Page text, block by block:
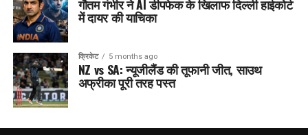
गौतम गंभीर ने AI डीपफेक के खिलाफ दिल्ली हाईकोर्ट
में दायर की याचिका
क्रिकेट 5 months ago
NZ vs SA: न्यूजीलैंड की तूफानी जीत, साउथ
अफ्रीका पूरी तरह पस्त